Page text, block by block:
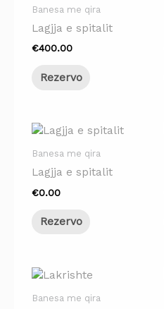
Banesa me qira
Lagjja e spitalit
€400.00
Rezervo
Banesa me qira
Lagjja e spitalit
€0.00
Rezervo
Banesa me qira